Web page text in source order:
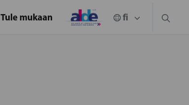
Tule mukaan